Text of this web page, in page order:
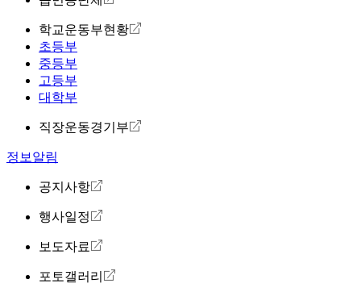
학교운동부현황
초등부
중등부
고등부
대학부
직장운동경기부
정보알림
공지사항
행사일정
보도자료
포토갤러리